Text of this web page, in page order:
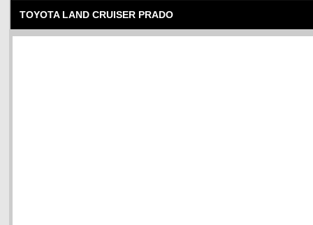
TOYOTA LAND CRUISER PRADO